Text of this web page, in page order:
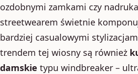
ozdobnymi zamkami czy
streetwearem świetnie
bardziej casualowymi
trendem tej wiosny są również
damskie typu windbreaker –